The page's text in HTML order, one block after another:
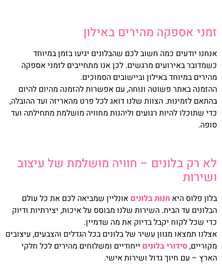
זמני אספקה מהירים באילון
אנחנו יודעים כמה חשוב לכם שהבלונים יגיעו בזמן במיוחד
כשמדובר באירועים מרגשים. לכן אנו מתחייבים לזמני אספקה
מהירים במיוחד באילון וביישובים הסמוכים.
ההזמנה באתר פשוטה ונוחה, עם אפשרות להזמנה מהיום להיום
בהתאם לזמינות. הצוות שלנו דואג לכל פרט מהאריזה ועד ההובלה,
כדי שתוכלו להיות רגועים וליהנות מחוויה מושלמת מתחילתה ועד
סופה.
לא רק בלונים – חוויה מושלמת של עיצוב
ושירות
בלון פלוס היא חנות בלונים אונליין שמביאה לכם את כל עולם
הבלונים עד הבית. השירות שלנו מבוסס על איכות, יצירתיות ודיוק
כדי שכל לקוח יקבל בדיוק את מה שדמיין.
אצלנו תמצאו מגוון עשיר של בלונים בכל הגדלים והצבעים, עיצובים
מקוריים,סידורי בלונים ייחודיים ומשלוחים מהירים לכל חלקי
הארץ – עם חיוך גדול ושירות אישי.